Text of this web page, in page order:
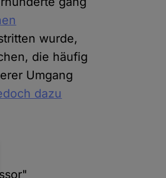
wurde,
die häufig
Umgang
dazu